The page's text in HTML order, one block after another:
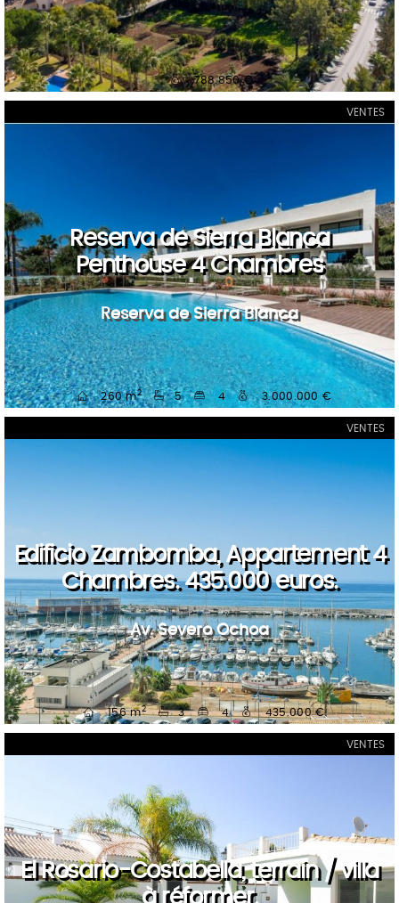
788.850 €
VENTES
Reserva de Sierra Blanca
Penthouse 4 Chambres
Reserva de Sierra Blanca
260 m2 5 4 3.000.000 €
VENTES
Edificio Zambomba, Appartement 4
Chambres. 435.000 euros.
Av. Severo Ochoa
156 m2 3 4 435.000 €
VENTES
El Rosario-Costabella, terrain / villa
à réformer.